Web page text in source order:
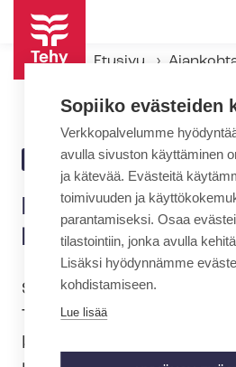
Hyppää
pääsisältöön
Etusivu
BLOGI 18.1.2019 | 11:38
Riittävät
kas­va­tuk­ses­sa
Sosiaali- ja terveysalan
Tehy kampanjoi
käsittelevät Tehyn
Sopiiko evästeiden
Verkkopalvelumme
avulla sivuston käyttäminen
ja kätevää. Evästeitä
toimivuuden ja
parantamiseksi. Osaa
tilastointiin, jonka avulla
Lisäksi hyödynnämme
kohdistamiseen.
Lue lisää